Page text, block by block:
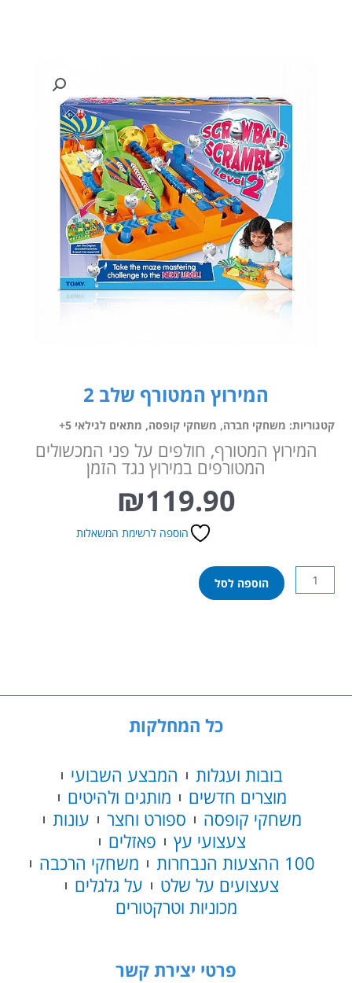
המירוץ המטורף שלב 2
קטגוריות: משחקי חברה, משחקי קופסה, מתאים לגילאי 5+
המירוץ המטורף, חולפים על פני המכשולים
המטורפים במירוץ נגד הזמן
₪119.90
הוספה לרשימת המשאלות
כמות
של
הוספה לסל
כל המחלקות
בובות ועגלות
המבצע השבועי
מוצרים חדשים
מותגים ולהיטים
משחקי קופסה
ספורט וחצר
עונות
צעצועי עץ
פאזלים
100 ההצעות הנבחרות
משחקי הרכבה
צעצועים על שלט
על גלגלים
מכוניות וטרקטורים
פרטי יצירת קשר